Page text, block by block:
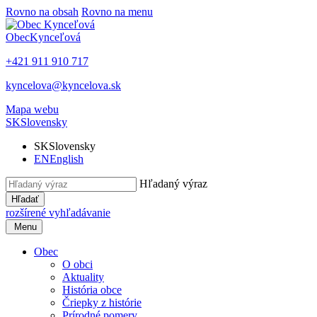
Rovno na obsah Rovno na menu
ObecKynceľová
+421 911 910 717
kyncelova@kyncelova.sk
Mapa webu
SKSlovensky
SKSlovensky
ENEnglish
Hľadaný výraz
Hľadať
rozšírené vyhľadávanie
Menu
Obec
O obci
Aktuality
História obce
Čriepky z histórie